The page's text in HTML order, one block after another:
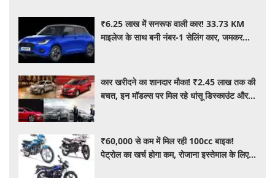
₹6.25 लाख में सनरूफ वाली कार! 33.73 KM
माइलेज के साथ बनी नंबर-1 सेलिंग कार, जमकर
कार खरीदने का शानदार मौका! ₹2.45 लाख तक की
बचत, इन मॉडल्स पर मिल रहे धांसू डिस्काउंट और
₹60,000 से कम में मिल रही 100cc बाइक!
पेट्रोल का खर्च होगा कम, रोजाना इस्तेमाल के लिए है